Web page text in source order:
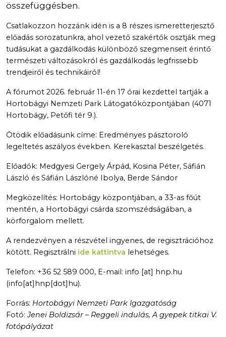
összefüggésben.
Csatlakozzon hozzánk idén is a 8 részes ismeretterjesztő
előadás sorozatunkra, ahol vezető szakértők osztják meg
tudásukat a gazdálkodás különböző szegmenseit érintő
természeti változásokról és gazdálkodás legfrissebb
trendjeiről és technikáiról!
A fórumot 2026. február 11-én 17 órai kezdettel tartják a
Hortobágyi Nemzeti Park Látogatóközpontjában (4071
Hortobágy, Petőfi tér 9.).
Ötödik előadásunk címe: Eredményes pásztoroló
legeltetés aszályos években. Kerekasztal beszélgetés.
Előadók: Medgyesi Gergely Árpád, Kosina Péter, Sáfián
László és Sáfián Lászlóné Ibolya, Berde Sándor
Megközelítés: Hortobágy központjában, a 33-as főút
mentén, a Hortobágyi csárda szomszédságában, a
körforgalom mellett.
A rendezvényen a részvétel ingyenes, de regisztrációhoz
kötött. Regisztrálni ide kattintva lehetséges.
Telefon: +36 52 589 000, E-mail: info [at] hnp.hu
(info[at]hnp[dot]hu).
Forrás: Hortobágyi Nemzeti Park Igazgatóság
Fotó: Jenei Boldizsár – Reggeli indulás, A gyepek titkai V.
fotópályázat